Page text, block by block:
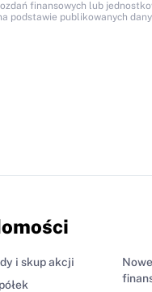
finansowych lub
podstawie publikowanych
i skup akcji